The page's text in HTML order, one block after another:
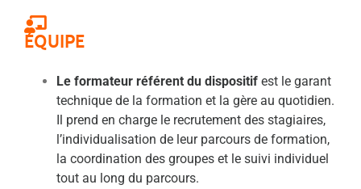
ÉQUIPE
Le formateur référent du dispositifest le garant
technique de la formation et la gère au quotidien.
Il prend en charge le recrutement des stagiaires,
l’individualisation de leur parcours de formation,
la coordination des groupes et le suivi individuel
tout au long du parcours.